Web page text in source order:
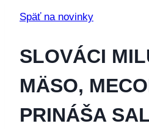
Späť na novinky
SLOVÁCI
MÄSO,
PRINÁŠA